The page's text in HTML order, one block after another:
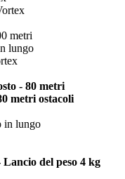
metri
lungo
- 80 metri
metri ostacoli
in lungo
del peso 4 kg